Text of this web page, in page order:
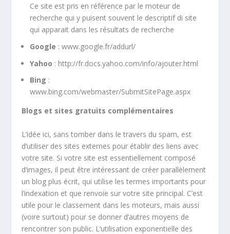
Ce site est pris en référence par le moteur de
recherche qui y puisent souvent le descriptif di site
qui apparait dans les résultats de recherche
Google : www.google.fr/addurl/
Yahoo : http://fr.docs.yahoo.com/info/ajouter.html
Bing :
www.bing.com/webmaster/SubmitSitePage.aspx
Blogs et sites gratuits complémentaires
L’idée ici, sans tomber dans le travers du spam, est
d’utiliser des sites externes pour établir des liens avec
votre site. Si votre site est essentiellement composé
d’images, il peut être intéressant de créer parallèlement
un blog plus écrit, qui utilise les termes importants pour
l’indexation et que renvoie sur votre site principal. C’est
utile pour le classement dans les moteurs, mais aussi
(voire surtout) pour se donner d’autres moyens de
rencontrer son public. L’utilisation exponentielle des